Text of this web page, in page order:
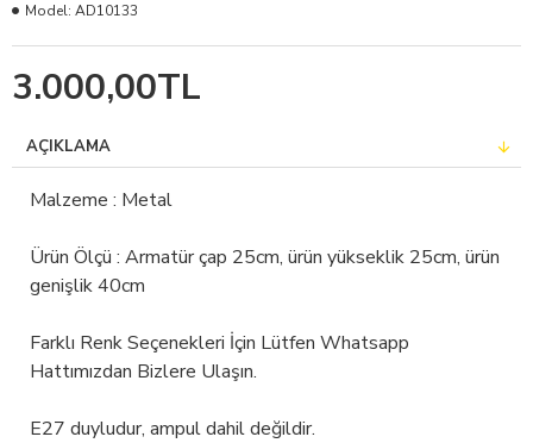
3.000,00TL
Model: AD10133
AÇIKLAMA
Malzeme : Metal
Ürün Ölçü : Armatür çap 25cm, ürün yükseklik 25cm, ürün
genişlik 40cm
Farklı Renk Seçenekleri İçin Lütfen Whatsapp
Hattımızdan Bizlere Ulaşın.
E27 duyludur, ampul dahil değildir.